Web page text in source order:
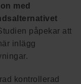
med
påpekar att
inlägg
kontrollerad